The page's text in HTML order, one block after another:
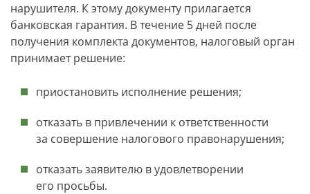
нарушителя. К этому документу прилагается
банковская гарантия. В течение 5 дней после
получения комплекта документов, налоговый орган
принимает решение:
приостановить исполнение решения;
отказать в привлечении к ответственности
за совершение налогового правонарушения;
отказать заявителю в удовлетворении
его просьбы.